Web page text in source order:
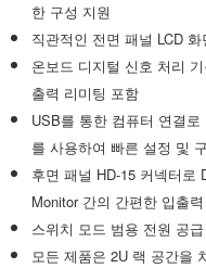
한 구성 지원
직관적인 전면 패널 LCD
온보드 디지털 신호 처리
출력 리미팅 포함
USB를 통한 컴퓨터 연결
를 사용하여 빠른 설정 및
후면 패널 HD-15 커넥터로
Monitor 간의 간편한 입출
스위치 모드 범용 전원 공
모든 제품은 2U 랙 공간을